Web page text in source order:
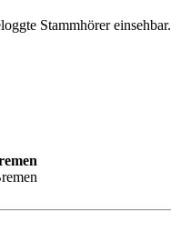
Stammhörer einsehbar.